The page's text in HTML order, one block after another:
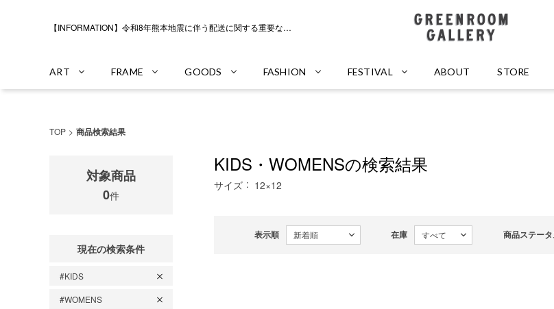
【INFORMATION】令和8年熊本地震に伴う配送に関する重要なお知らせ
ART FRAME GOODS FASHION FESTIVAL ABOUT STORE
TOP 商品検索結果
対象商品
0件
現在の検索条件
#KIDS
#WOMENS
KIDS・WOMENSの検索結果
サイズ 12×12
表示順 在庫 商品ステー